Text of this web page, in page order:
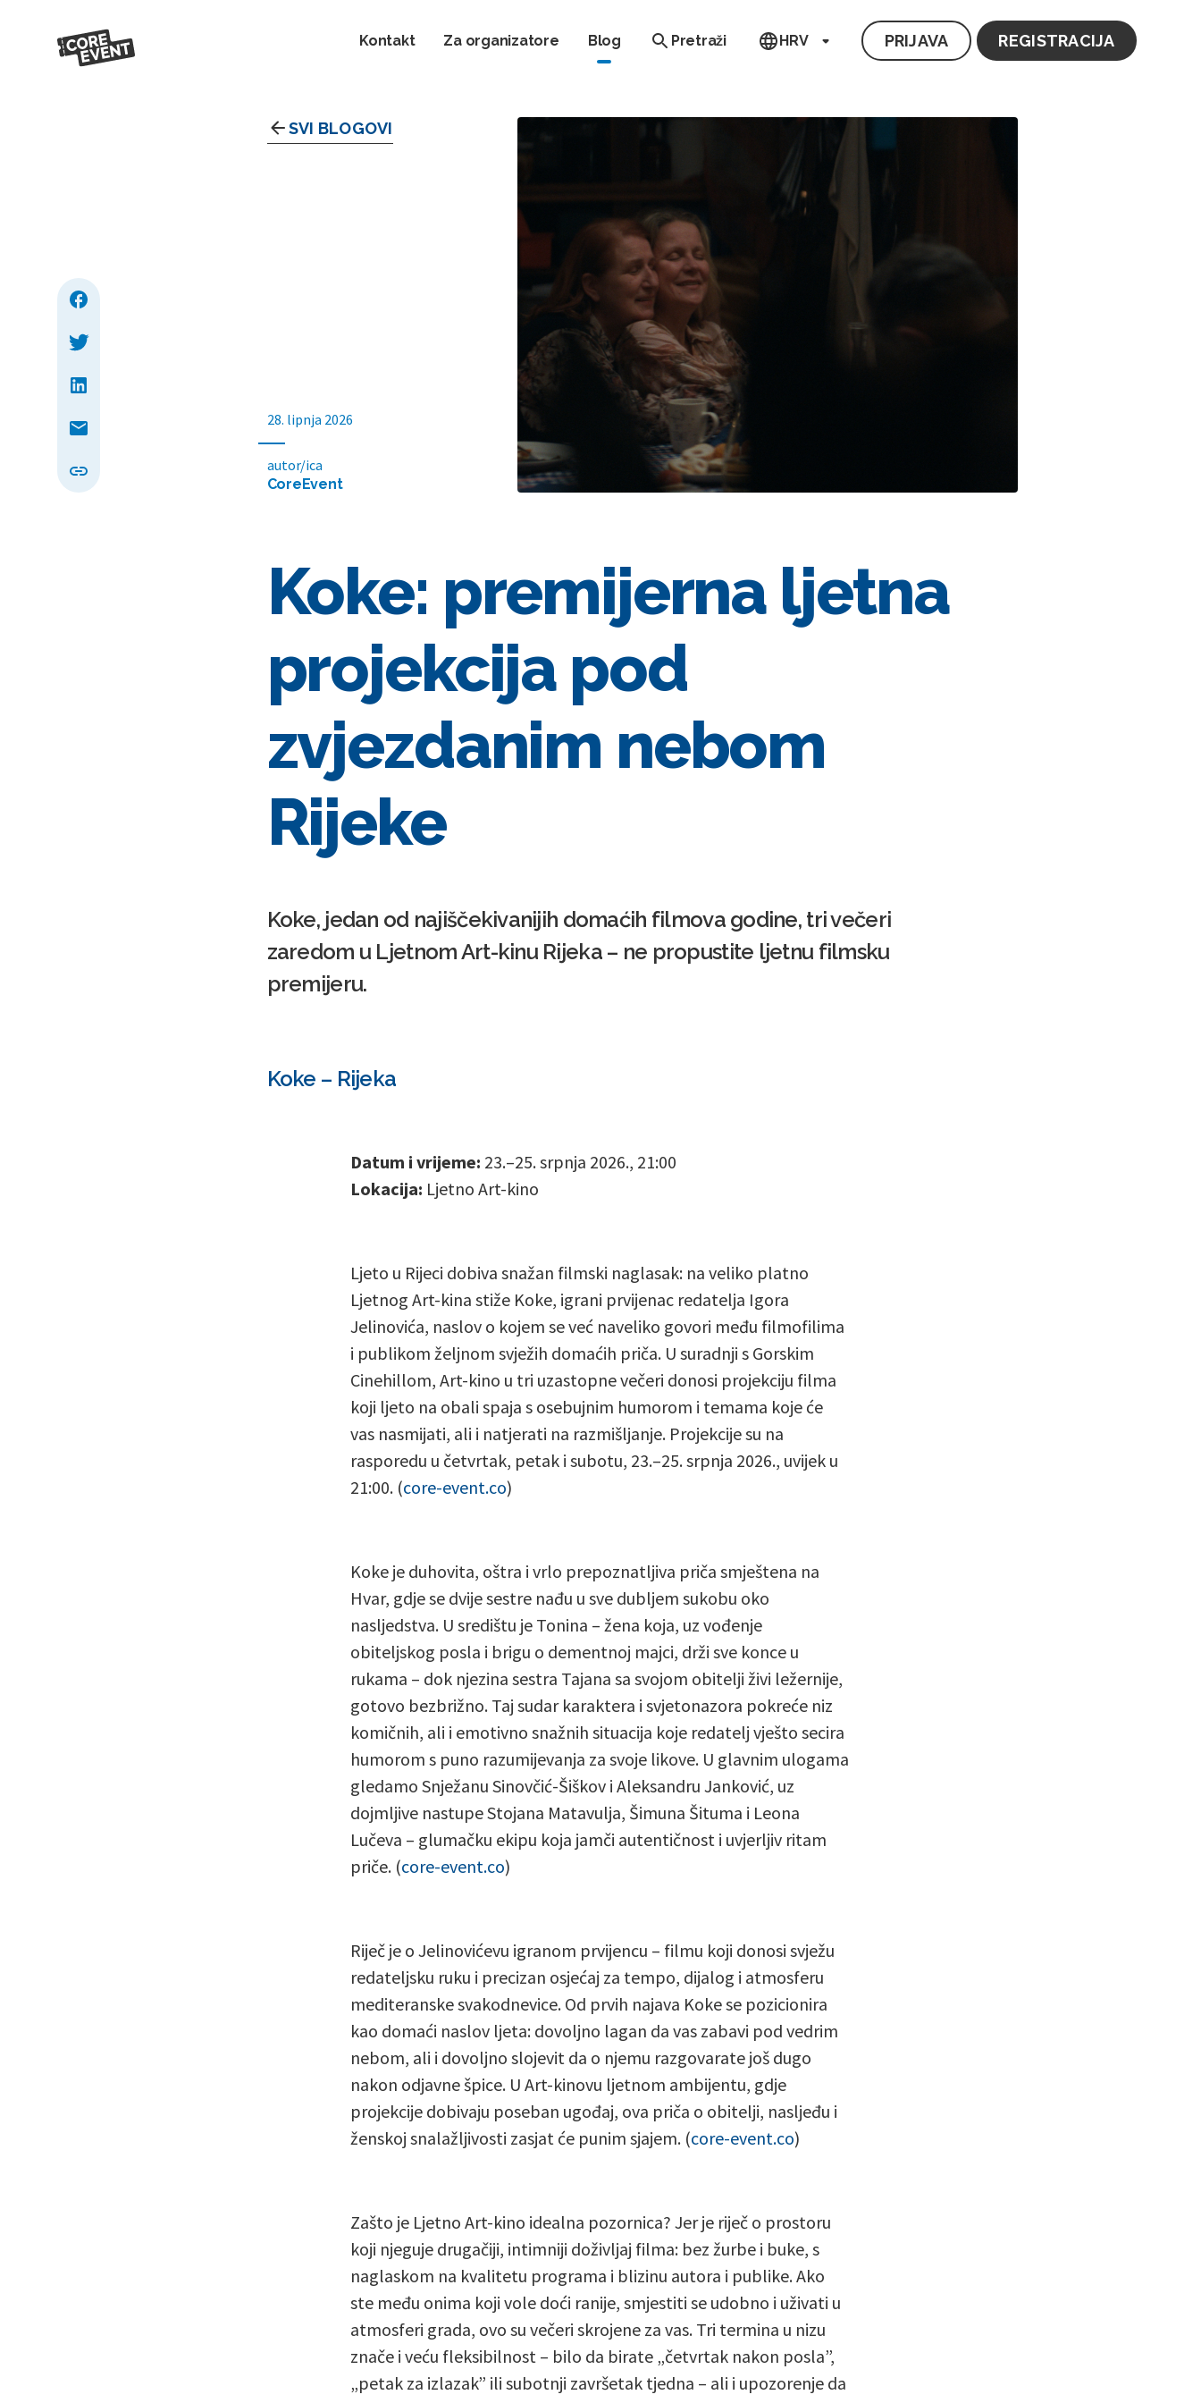
Kontakt Za organizatore Blog Pretraži HRV PRIJAVA REGISTRACIJA
SVI BLOGOVI
28. lipnja 2026
autor/ica
CoreEvent
Koke: premijerna ljetna
projekcija pod
zvjezdanim nebom
Rijeke
Koke, jedan od najiščekivanijih domaćih filmova godine, tri večeri
zaredom u Ljetnom Art-kinu Rijeka – ne propustite ljetnu filmsku
premijeru.
Koke – Rijeka
Datum i vrijeme: 23.–25. srpnja 2026., 21:00
Lokacija: Ljetno Art-kino
Ljeto u Rijeci dobiva snažan filmski naglasak: na veliko platno
Ljetnog Art-kina stiže Koke, igrani prvijenac redatelja Igora
Jelinovića, naslov o kojem se već naveliko govori među filmofilima
i publikom željnom svježih domaćih priča. U suradnji s Gorskim
Cinehillom, Art-kino u tri uzastopne večeri donosi projekciju filma
koji ljeto na obali spaja s osebujnim humorom i temama koje će
vas nasmijati, ali i natjerati na razmišljanje. Projekcije su na
rasporedu u četvrtak, petak i subotu, 23.–25. srpnja 2026., uvijek u
21:00. (core-event.co)
Koke je duhovita, oštra i vrlo prepoznatljiva priča smještena na
Hvar, gdje se dvije sestre nađu u sve dubljem sukobu oko
nasljedstva. U središtu je Tonina – žena koja, uz vođenje
obiteljskog posla i brigu o dementnoj majci, drži sve konce u
rukama – dok njezina sestra Tajana sa svojom obitelji živi ležernije,
gotovo bezbrižno. Taj sudar karaktera i svjetonazora pokreće niz
komičnih, ali i emotivno snažnih situacija koje redatelj vješto secira
humorom s puno razumijevanja za svoje likove. U glavnim ulogama
gledamo Snježanu Sinovčić-Šiškov i Aleksandru Janković, uz
dojmljive nastupe Stojana Matavulja, Šimuna Šituma i Leona
Lučeva – glumačku ekipu koja jamči autentičnost i uvjerljiv ritam
priče. (core-event.co)
Riječ je o Jelinovićevu igranom prvijencu – filmu koji donosi svježu
redateljsku ruku i precizan osjećaj za tempo, dijalog i atmosferu
mediteranske svakodnevice. Od prvih najava Koke se pozicionira
kao domaći naslov ljeta: dovoljno lagan da vas zabavi pod vedrim
nebom, ali i dovoljno slojevit da o njemu razgovarate još dugo
nakon odjavne špice. U Art-kinovu ljetnom ambijentu, gdje
projekcije dobivaju poseban ugođaj, ova priča o obitelji, nasljeđu i
ženskoj snalažljivosti zasjat će punim sjajem. (core-event.co)
Zašto je Ljetno Art-kino idealna pozornica? Jer je riječ o prostoru
koji njeguje drugačiji, intimniji doživljaj filma: bez žurbe i buke, s
naglaskom na kvalitetu programa i blizinu autora i publike. Ako
ste među onima koji vole doći ranije, smjestiti se udobno i uživati u
atmosferi grada, ovo su večeri skrojene za vas. Tri termina u nizu
znače i veću fleksibilnost – bilo da birate „četvrtak nakon posla”,
„petak za izlazak” ili subotnji završetak tjedna – ali i upozorenje da